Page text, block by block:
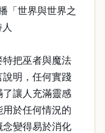
「世界與世界之
把巫者與魔法
說明，任何實踐
讓人充滿靈感
於任何情況的
變得易於消化